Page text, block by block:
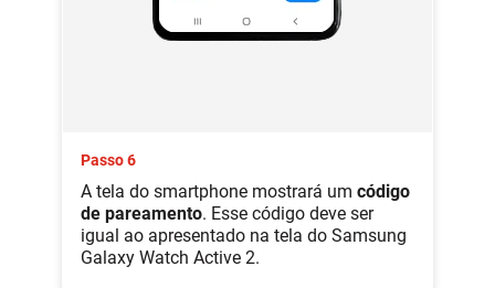
Passo 6
A tela do smartphone mostrará um código
de pareamento. Esse código deve ser
igual ao apresentado na tela do Samsung
Galaxy Watch Active 2.